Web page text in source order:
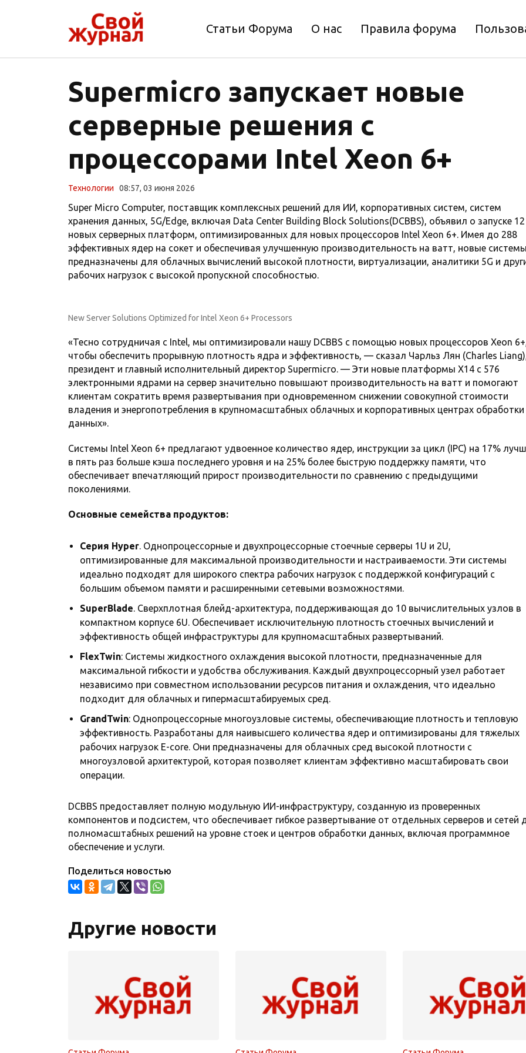
Статьи Форума О нас Правила форума
Supermicro запускает новые
серверные решения с
процессорами Intel Xeon 6+
Технологии 08:57, 03 июня 2026
Super Micro Computer, поставщик комплексных решений для ИИ, корпоративных систем, систем
хранения данных, 5G/Edge, включая Data Center Building Block Solutions(DCBBS), объявил о запуске 12
новых серверных платформ, оптимизированных для новых процессоров Intel Xeon 6+. Имея до 288
эффективных ядер на сокет и обеспечивая улучшенную производительность на ватт, новые системы
предназначены для облачных вычислений высокой плотности, виртуализации, аналитики 5G и
рабочих нагрузок с высокой пропускной способностью.
New Server Solutions Optimized for Intel Xeon 6+ Processors
«Тесно сотрудничая с Intel, мы оптимизировали нашу DCBBS с помощью новых процессоров Xeon
чтобы обеспечить прорывную плотность ядра и эффективность, — сказал Чарльз Лян (Charles
президент и главный исполнительный директор Supermicro. — Эти новые платформы X14 с 576
электронными ядрами на сервер значительно повышают производительность на ватт и помогают
клиентам сократить время развертывания при одновременном снижении совокупной стоимости
владения и энергопотребления в крупномасштабных облачных и корпоративных центрах обработки
данных».
Системы Intel Xeon 6+ предлагают удвоенное количество ядер, инструкции за цикл (IPC) на 17%
в пять раз больше кэша последнего уровня и на 25% более быструю поддержку памяти, что
обеспечивает впечатляющий прирост производительности по сравнению с предыдущими
поколениями.
Основные семейства продуктов:
Серия Hyper. Однопроцессорные и двухпроцессорные стоечные серверы 1U и 2U,
оптимизированные для максимальной производительности и настраиваемости. Эти системы
идеально подходят для широкого спектра рабочих нагрузок с поддержкой конфигураций с
большим объемом памяти и расширенными сетевыми возможностями.
SuperBlade. Сверхплотная блейд-архитектура, поддерживающая до 10 вычислительных узлов в
компактном корпусе 6U. Обеспечивает исключительную плотность стоечных вычислений и
эффективность общей инфраструктуры для крупномасштабных развертываний.
FlexTwin: Системы жидкостного охлаждения высокой плотности, предназначенные для
максимальной гибкости и удобства обслуживания. Каждый двухпроцессорный узел работает
независимо при совместном использовании ресурсов питания и охлаждения, что идеально
подходит для облачных и гипермасштабируемых сред.
GrandTwin: Однопроцессорные многоузловые системы, обеспечивающие плотность и тепловую
эффективность. Разработаны для наивысшего количества ядер и оптимизированы для тяжелых
рабочих нагрузок E-core. Они предназначены для облачных сред высокой плотности с
многоузловой архитектурой, которая позволяет клиентам эффективно масштабировать свои
операции.
DCBBS предоставляет полную модульную ИИ-инфраструктуру, созданную из проверенных
компонентов и подсистем, что обеспечивает гибкое развертывание от отдельных серверов и сетей
полномасштабных решений на уровне стоек и центров обработки данных, включая программное
обеспечение и услуги.
Поделиться новостью
Другие новости